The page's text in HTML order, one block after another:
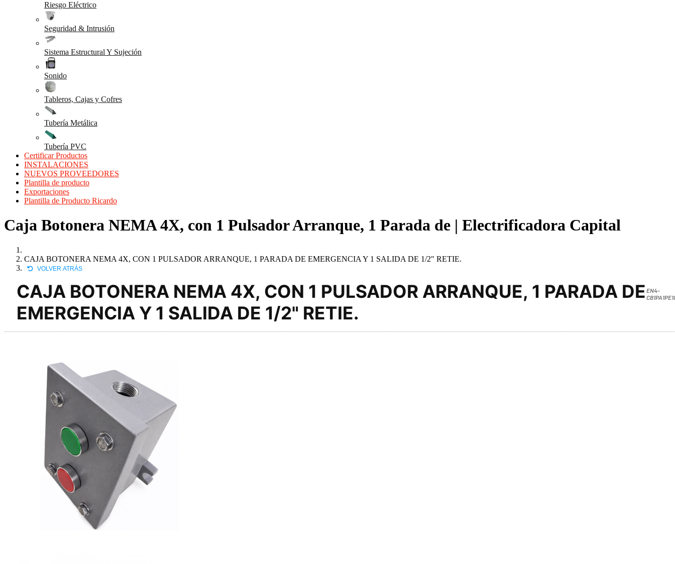
Riesgo Eléctrico
Seguridad & Intrusión
Sistema Estructural Y Sujeción
Sonido
Tableros, Cajas y Cofres
Tubería Metálica
Tubería PVC
Certificar Productos
INSTALACIONES
NUEVOS PROVEEDORES
Plantilla de producto
Exportaciones
Plantilla de Producto Ricardo
Caja Botonera NEMA 4X, con 1 Pulsador Arranque, 1 Parada de | Electrificadora Capital
CAJA BOTONERA NEMA 4X, CON 1 PULSADOR ARRANQUE, 1 PARADA DE EMERGENCIA Y 1 SALIDA DE 1/2" RETIE.
VOLVER ATRÁS
CAJA BOTONERA NEMA 4X, CON 1 PULSADOR ARRANQUE, 1 PARADA DE
EMERGENCIA Y 1 SALIDA DE 1/2" RETIE.
EN4-